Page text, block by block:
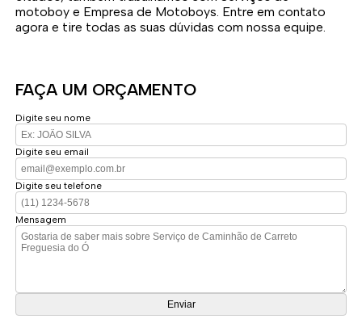
motoboy e Empresa de Motoboys. Entre em contato
agora e tire todas as suas dúvidas com nossa equipe.
FAÇA UM ORÇAMENTO
Digite seu nome
Digite seu email
Digite seu telefone
Mensagem